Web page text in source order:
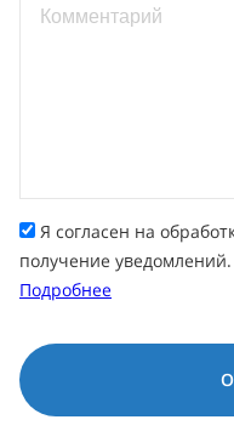
Я согласен на
получение уведомлений.
Подробнее